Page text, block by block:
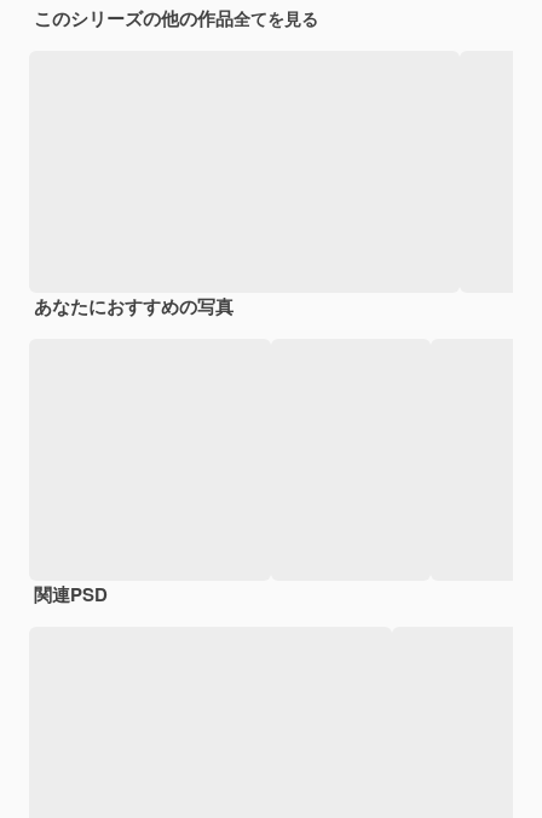
このシリーズの他の作品全てを見る
あなたにおすすめの写真
関連PSD